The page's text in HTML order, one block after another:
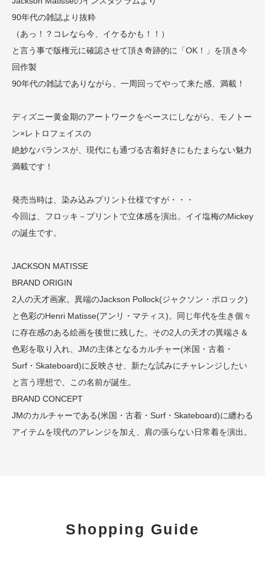
90年代の雑誌より抜粋
（あっ！？コレなら今、イケるかも！！）
と言う事で版権元に確認させて頂き奇跡的に「OK！」を頂き今
回作製
90年代の雑誌でありながら、一周回ってやって来た感、満載！
ディズニー黄金期のアートワークをベースにしながら、モノトー
ン×レトロフェイスの
絶妙なバランスが、現代にも通づる古着好きにもたまらない魅力
満載です！
発売当時は、染み込みプリント仕様ですが・・・
今回は、フロッキ－プリントで立体感を演出。イイ塩梅のMickey
の誕生です。
JACKSON MATISSE
BRAND ORIGIN
2人の天才画家。異端のJackson Pollock(ジャクソン・ポロック)
と色彩のHenri Matisse(アンリ・マティス)。同じ年代を生き個々
に存在感のある絵画を後世に残した。その2人の天才の異端さ＆
色彩を取り入れ、JMの主体となるカルチャー(米国・古着・
Surf・Skateboard)に反映させ、新たな試みにチャレンジしたい
と言う理想で、この名前が誕生。
BRAND CONCEPT
JMのカルチャーである(米国・古着・Surf・Skateboard)に纏わる
アイテムを現代のアレンジを加え、肩の張らない日常着を演出。
Shopping Guide